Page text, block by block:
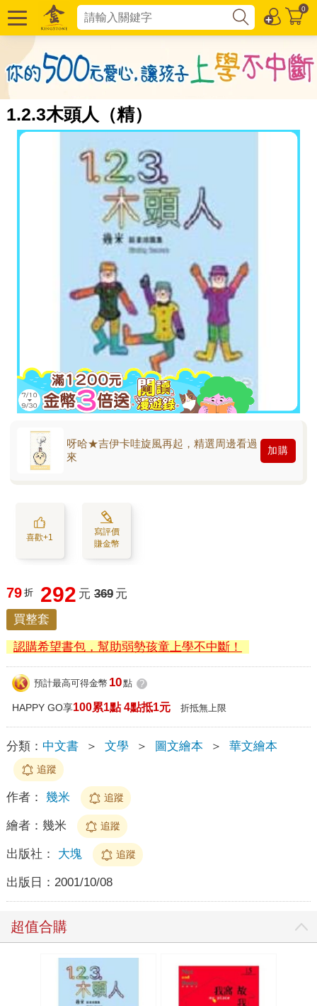
0
1.2.3木頭人（精）
呀哈★吉伊卡哇旋風再起，精選周邊看過
來
加購
喜歡+1
寫評價
賺金幣
79 折 292 元 369 元
買整套
認購希望書包，幫助弱勢孩童上學不中斷！
預計最高可得金幣 10點 ?
HAPPY GO享100累1點 4點抵1元 折抵無上限
分類： 中文書 ＞ 文學 ＞ 圖文繪本 ＞ 華文繪本
追蹤
作者： 幾米 追蹤
繪者： 幾米 追蹤
出版社： 大塊 追蹤
出版日： 2001/10/08
超值合購